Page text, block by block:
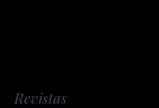
Revistas